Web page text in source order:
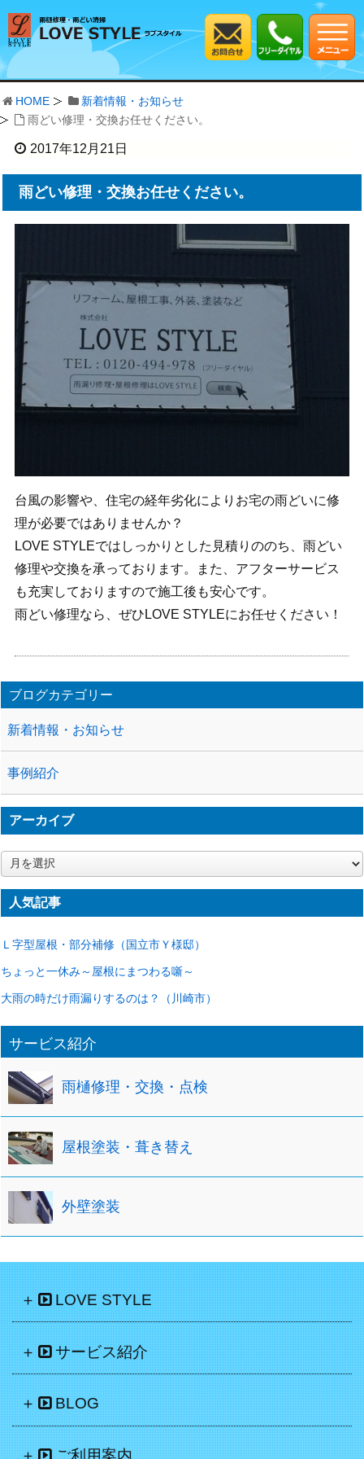
HOME
新着情報・お知らせ
雨どい修理・交換お任せください。
2017年12月21日
雨どい修理・交換お任せください。
台風の影響や、住宅の経年劣化によりお宅の雨どいに修
理が必要ではありませんか？
LOVE STYLEではしっかりとした見積りののち、雨どい
修理や交換を承っております。また、アフターサービス
も充実しておりますので施工後も安心です。
雨どい修理なら、ぜひLOVE STYLEにお任せください！
ブログカテゴリー
新着情報・お知らせ
事例紹介
アーカイブ
ア
ー
カ
イ人気記事
Ｌ字型屋根・部分補修（国立市Ｙ様邸）
ちょっと一休み～屋根にまつわる噺～
大雨の時だけ雨漏りするのは？（川崎市）
サービス紹介
雨樋修理・交換・点検
屋根塗装・葺き替え
外壁塗装
LOVE STYLE
サービス紹介
BLOG
ご利用案内